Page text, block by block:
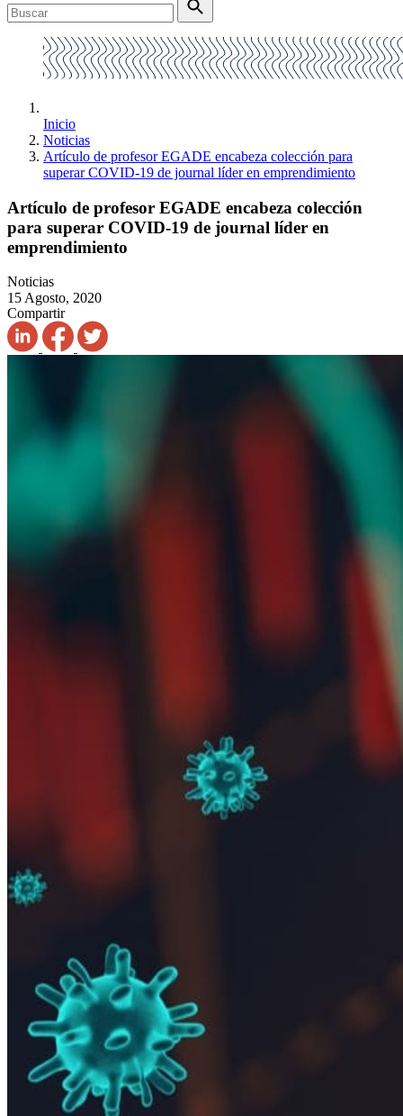
Inicio
Noticias
Artículo de profesor EGADE encabeza colección para
superar COVID-19 de journal líder en emprendimiento
Artículo de profesor EGADE encabeza colección
para superar COVID-19 de journal líder en
emprendimiento
Noticias
15 Agosto, 2020
Compartir